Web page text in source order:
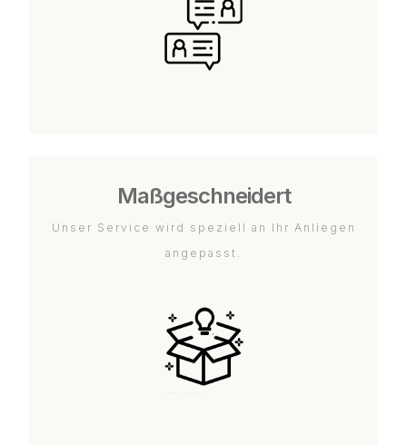
Maßgeschneidert
Unser Service wird speziell an Ihr Anliegen
angepasst.